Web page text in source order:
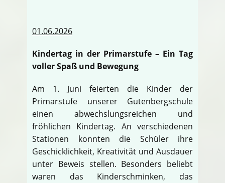
01.06.2026
Kindertag in der Primarstufe – Ein Tag
voller Spaß und Bewegung
Am 1. Juni feierten die Kinder der
Primarstufe unserer Gutenbergschule
einen abwechslungsreichen und
fröhlichen Kindertag. An verschiedenen
Stationen konnten die Schüler ihre
Geschicklichkeit, Kreativität und Ausdauer
unter Beweis stellen. Besonders beliebt
waren das Kinderschminken, das